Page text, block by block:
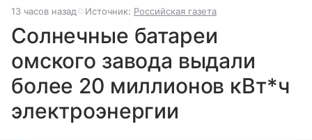
13 часов назад Источник: Российская газета
Солнечные батареи
омского завода выдали
более 20 миллионов кВт*ч
электроэнергии